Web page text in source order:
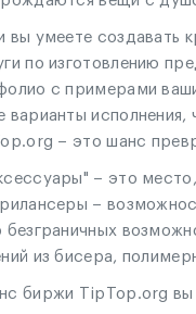
умеете создавать
по изготовлению
с примерами
варианты
– это шанс
– это
–
из бисера,
биржи TipTop.org вы